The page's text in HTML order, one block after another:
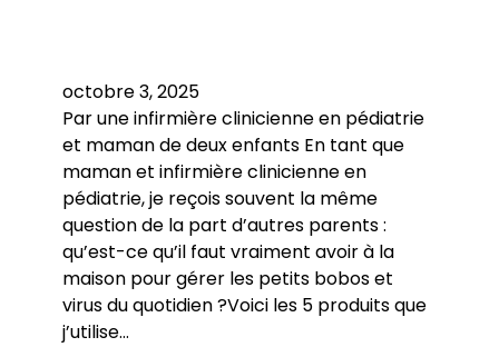
octobre 3, 2025
Par une infirmière clinicienne en pédiatrie
et maman de deux enfants En tant que
maman et infirmière clinicienne en
pédiatrie, je reçois souvent la même
question de la part d’autres parents :
qu’est-ce qu’il faut vraiment avoir à la
maison pour gérer les petits bobos et
virus du quotidien ?Voici les 5 produits que
j’utilise…